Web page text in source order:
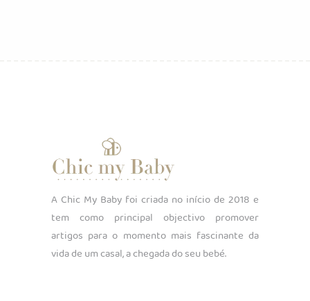
A Chic My Baby foi criada no início de 2018 e
tem como principal objectivo promover
artigos para o momento mais fascinante da
vida de um casal, a chegada do seu bebé.